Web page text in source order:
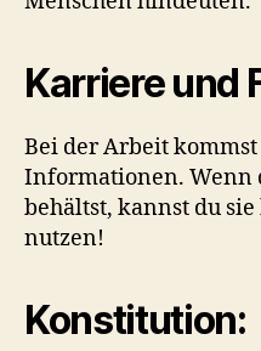
Karriere und
Bei der Arbeit
Informationen. Wenn
behältst, kannst du
nutzen!
Konstitution: